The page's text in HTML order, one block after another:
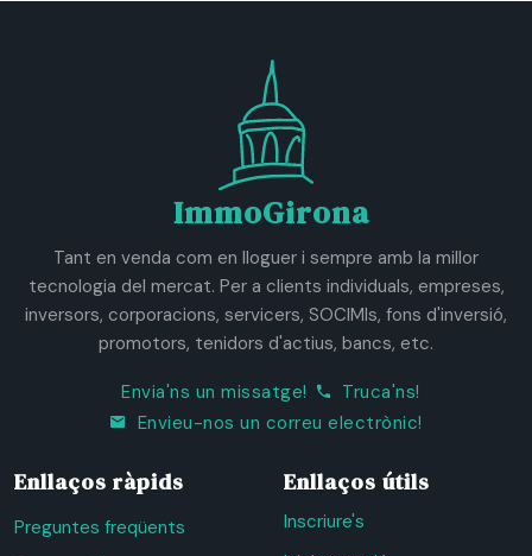
ImmoGirona
Tant en venda com en lloguer i sempre amb la millor
tecnologia del mercat. Per a clients individuals, empreses,
inversors, corporacions, servicers, SOCIMIs, fons d'inversió,
promotors, tenidors d'actius, bancs, etc.
Envia'ns un missatge!
Truca'ns!
Envieu-nos un correu electrònic!
Enllaços ràpids
Preguntes freqüents
Enllaços útils
Inscriure's